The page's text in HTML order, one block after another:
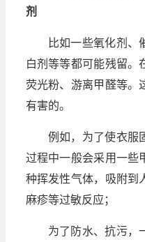
剂
比如一些氧化剂、
白剂等等都可能残留。
荧光粉、游离甲醛等。
有害的。
例如，为了使衣服
过程中一般会采用一些
种挥发性气体，吸附到
麻疹等过敏反应；
为了防水、抗污，